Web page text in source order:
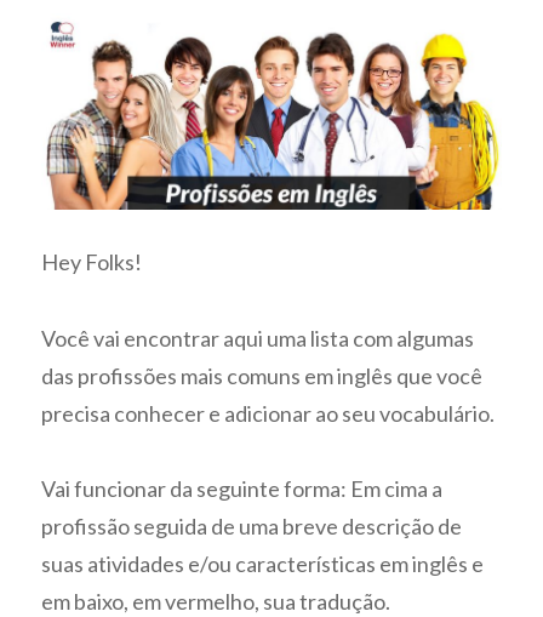
Hey Folks!
Você vai encontrar aqui uma lista com algumas
das profissões mais comuns em inglês que você
precisa conhecer e adicionar ao seu vocabulário.
Vai funcionar da seguinte forma: Em cima a
profissão seguida de uma breve descrição de
suas atividades e/ou características em inglês e
em baixo, em vermelho, sua tradução.